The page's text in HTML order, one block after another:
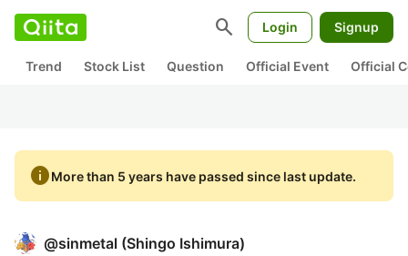
search Login Signup
Trend Stock List Question Official Event Official
infoMore than 5 years have passed since last update.
@sinmetal (Shingo Ishimura)